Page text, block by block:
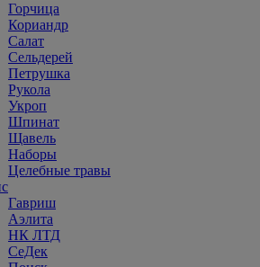
Горчица
Кориандр
Салат
Сельдерей
Петрушка
Рукола
Укроп
Шпинат
Щавель
Наборы
Целебные травы
Гавриш
Аэлита
НК ЛТД
СеДек